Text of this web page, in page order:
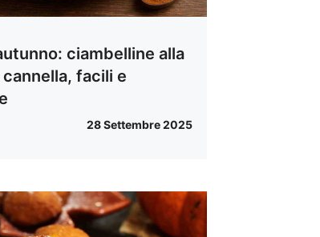
ciambelline alla
facili e
28 Settembre 2025